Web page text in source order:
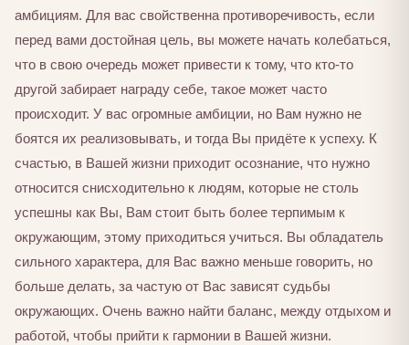
амбициям. Для вас свойственна противоречивость, если
перед вами достойная цель, вы можете начать колебаться,
что в свою очередь может привести к тому, что кто-то
другой забирает награду себе, такое может часто
происходит. У вас огромные амбиции, но Вам нужно не
боятся их реализовывать, и тогда Вы придёте к успеху. К
счастью, в Вашей жизни приходит осознание, что нужно
относится снисходительно к людям, которые не столь
успешны как Вы, Вам стоит быть более терпимым к
окружающим, этому приходиться учиться. Вы обладатель
сильного характера, для Вас важно меньше говорить, но
больше делать, за частую от Вас зависят судьбы
окружающих. Очень важно найти баланс, между отдыхом и
работой, чтобы прийти к гармонии в Вашей жизни.